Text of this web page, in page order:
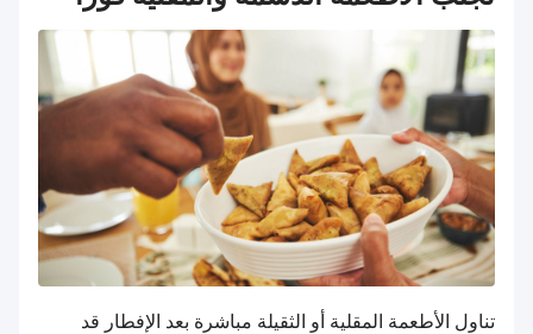
تناول الأطعمة المقلية أو الثقيلة مباشرة بعد الإفطار قد